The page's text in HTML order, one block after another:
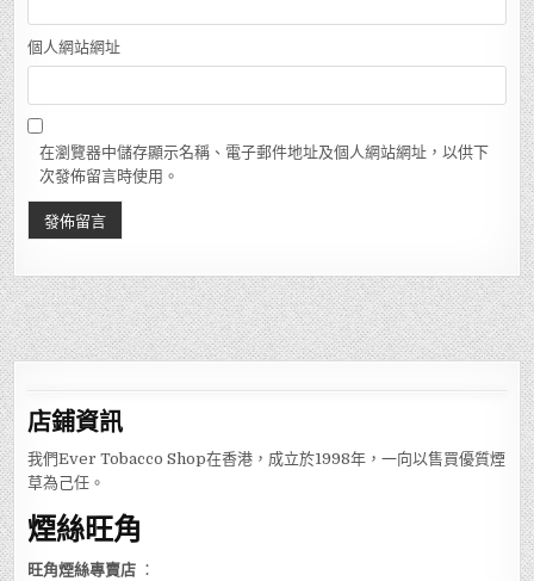
個人網站網址
在瀏覽器中儲存顯示名稱、電子郵件地址及個人網站網址，以供下
次發佈留言時使用。
店鋪資訊
我們Ever Tobacco Shop在香港，成立於1998年，一向以售買優質煙
草為己任。
煙絲旺角
旺角煙絲專賣店 ：